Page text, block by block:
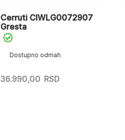
Dostupno odmah
Cerruti CIWLG0072907
Gresta
36.990,00 RSD